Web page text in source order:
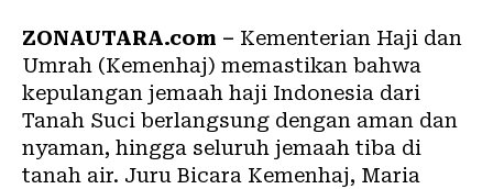
ZONAUTARA.com – Kementerian Haji dan
Umrah (Kemenhaj) memastikan bahwa
kepulangan jemaah haji Indonesia dari
Tanah Suci berlangsung dengan aman dan
nyaman, hingga seluruh jemaah tiba di
tanah air. Juru Bicara Kemenhaj, Maria